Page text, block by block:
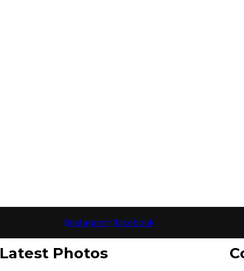
instagram facebook
Latest Photos